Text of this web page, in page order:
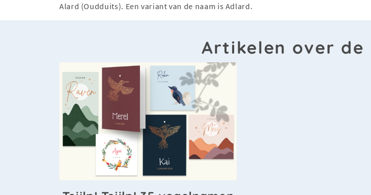
Alard (Oudduits). Een variant van de naam is Adlard.
Artikelen over de